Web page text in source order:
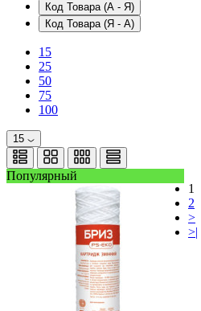
Код Товара (А - Я)
Код Товара (Я - А)
15
25
50
75
100
15
Популярный
1
2
>
>|